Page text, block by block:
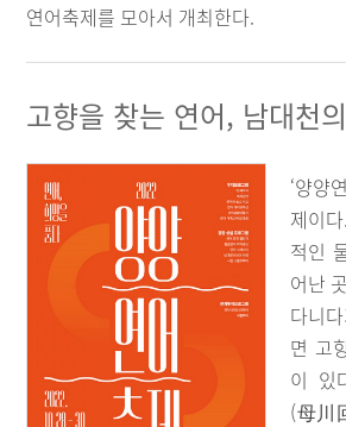
연어축제를 모아서 개최한다.
고향을 찾는 연어, 남대천
‘양양
제이
적인
어난
다니
면 고
이 있
(母川